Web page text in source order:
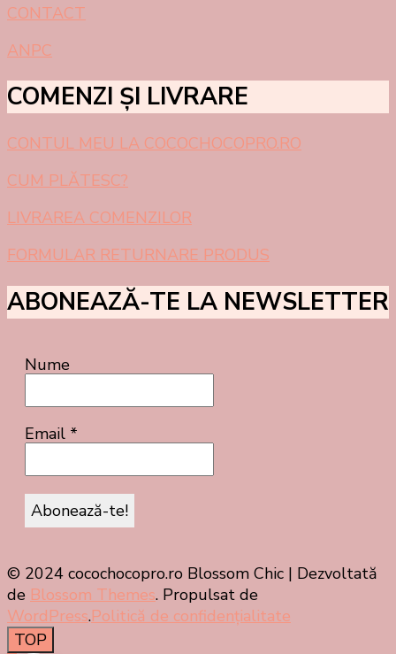
CONTACT
ANPC
COMENZI ȘI LIVRARE
CONTUL MEU LA COCOCHOCOPRO.RO
CUM PLĂTESC?
LIVRAREA COMENZILOR
FORMULAR RETURNARE PRODUS
ABONEAZĂ-TE LA NEWSLETTER
Nume
Email *
© 2024 cocochocopro.ro Blossom Chic | Dezvoltată
de Blossom Themes. Propulsat de
WordPress.Politică de confidențialitate
TOP